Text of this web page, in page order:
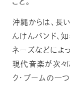
こと。
沖縄からは、長
んけんバンド、
ネーズなどによ
現代音楽が次々
ク・ブームの一